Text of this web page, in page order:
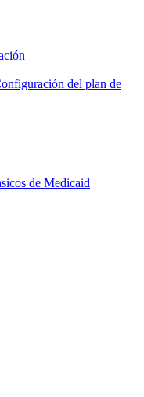
del plan de
de Medicaid